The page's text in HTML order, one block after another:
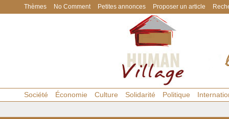
Thèmes No Comment Petites annonces Proposer un article
Société Économie Culture Solidarité Politique